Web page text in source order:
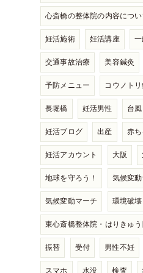
心斎橋の整体院の内容につ
妊活施術
妊活講座
交通事故治療
美容鍼灸
予防メニュー
コウノト
長堀橋
妊活男性 台風
妊活ブログ
出産
赤
妊活アカウント
大阪
地球を守ろう！
気候変
気候変動マーチ
環境破壊
東心斎橋整体院・はりきゅ
振替
受付 男性不妊
スマホ
水没 検査